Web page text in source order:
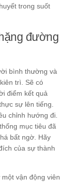
trong suốt
đường
bình thường và
trì. Sẽ có
điểm kết quả
sự lên tiếng.
chỉnh hướng đi.
mục tiêu đã
bất ngờ. Hãy
của sự thành
vận động viên